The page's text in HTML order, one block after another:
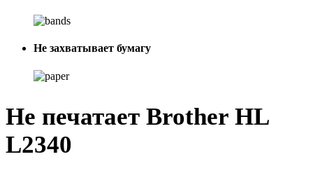
Не захватывает бумагу
Не печатает Brother HL
L2340